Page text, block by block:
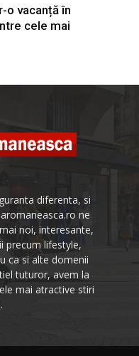
o vacanță în
cele mai
diferenta, si
ne
noi, interesante,
precum lifestyle,
ca si alte domenii
tuturor, avem la
mai atractive stiri